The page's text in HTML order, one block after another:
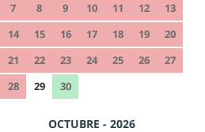
7
8 9 10 11 12
13
14
15 16 17 18 19
20
21
22 23 24 25 26
27
28
29 30
OCTUBRE - 2026